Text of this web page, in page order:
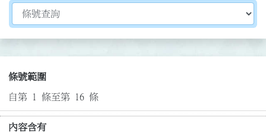
切換選擇法規資訊內容
條號範圍
自第 1 條至第 16 條
內容含有